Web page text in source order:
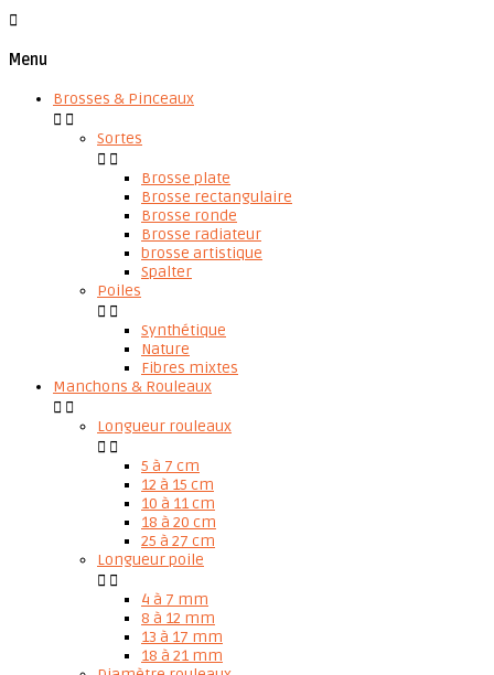

Menu
Brosses & Pinceaux
 
Sortes
 
Brosse plate
Brosse rectangulaire
Brosse ronde
Brosse radiateur
brosse artistique
Spalter
Poiles
 
Synthétique
Nature
Fibres mixtes
Manchons & Rouleaux
 
Longueur rouleaux
 
5 à 7 cm
12 à 15 cm
10 à 11 cm
18 à 20 cm
25 à 27 cm
Longueur poile
 
4 à 7 mm
8 à 12 mm
13 à 17 mm
18 à 21 mm